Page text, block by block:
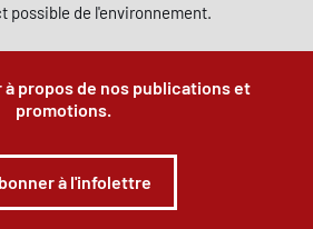
possible de l'environnement.
propos de nos publications et
promotions.
à l'infolettre